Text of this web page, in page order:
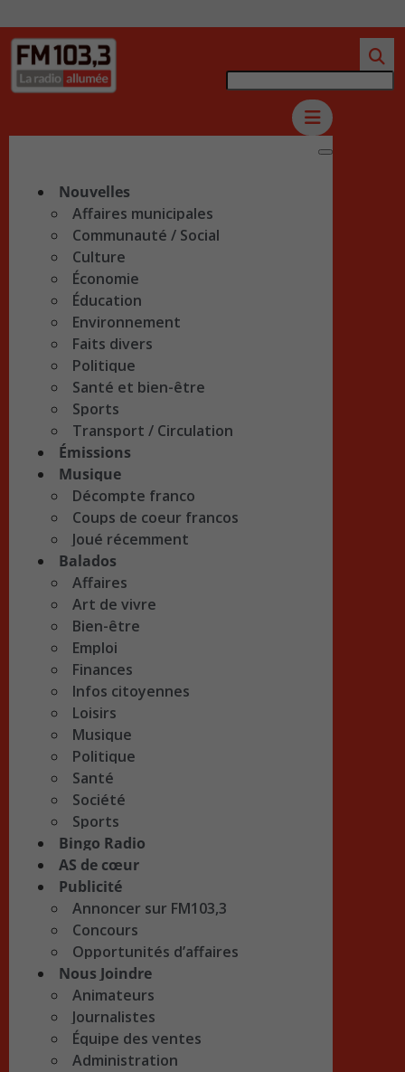
Nouvelles
Affaires municipales
Communauté / Social
Culture
Économie
Éducation
Environnement
Faits divers
Politique
Santé et bien-être
Sports
Transport / Circulation
Émissions
Musique
Décompte franco
Coups de coeur francos
Joué récemment
Balados
Affaires
Art de vivre
Bien-être
Emploi
Finances
Infos citoyennes
Loisirs
Musique
Politique
Santé
Société
Sports
Bingo Radio
AS de cœur
Publicité
Annoncer sur FM103,3
Concours
Opportunités d’affaires
Nous Joindre
Animateurs
Journalistes
Équipe des ventes
Administration